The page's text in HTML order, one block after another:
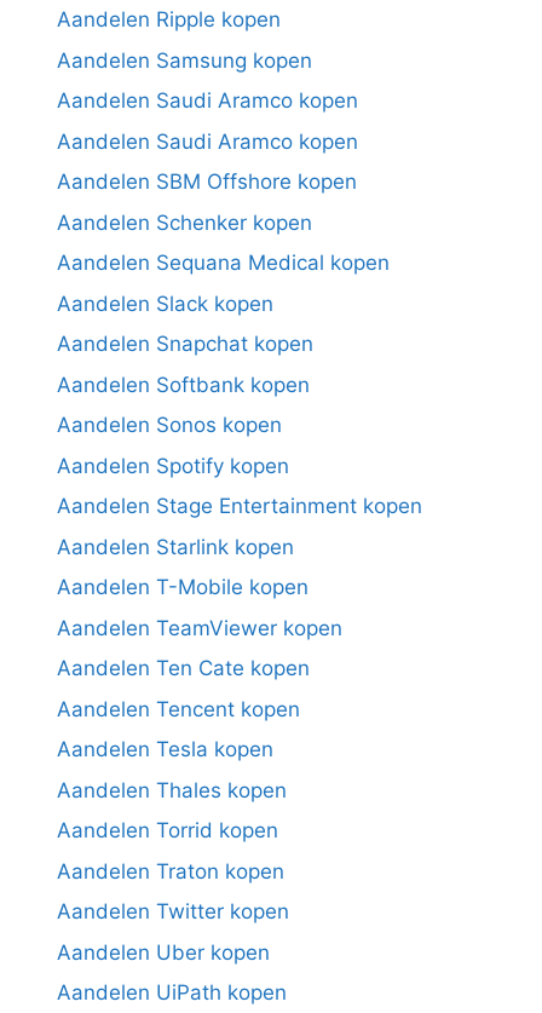
Aandelen Ripple kopen
Aandelen Samsung kopen
Aandelen Saudi Aramco kopen
Aandelen Saudi Aramco kopen
Aandelen SBM Offshore kopen
Aandelen Schenker kopen
Aandelen Sequana Medical kopen
Aandelen Slack kopen
Aandelen Snapchat kopen
Aandelen Softbank kopen
Aandelen Sonos kopen
Aandelen Spotify kopen
Aandelen Stage Entertainment kopen
Aandelen Starlink kopen
Aandelen T-Mobile kopen
Aandelen TeamViewer kopen
Aandelen Ten Cate kopen
Aandelen Tencent kopen
Aandelen Tesla kopen
Aandelen Thales kopen
Aandelen Torrid kopen
Aandelen Traton kopen
Aandelen Twitter kopen
Aandelen Uber kopen
Aandelen UiPath kopen